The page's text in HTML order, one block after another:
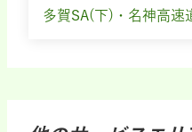
多賀SA(下)・名神高速